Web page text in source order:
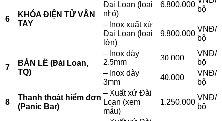
6
KHÓA ĐIỆN TỬ VÂN
TAY
Đài Loan (loại
nhỏ)
6.800.000
bộ
– Inox xuất xứ
Đài Loan (loại
lớn)
9.800.000
VNĐ/
bộ
7
BẢN LỀ (Đài Loan,
TQ)
– Inox dày
2.5mm
30.000
VNĐ/
bộ
– Inox dày
3mm
40.000
VNĐ/
bộ
8
Thanh thoát hiểm đơn
(Panic Bar)
– Xuất xứ Đài
Loan (xem
mẫu)
1.250.000
VNĐ/
bộ